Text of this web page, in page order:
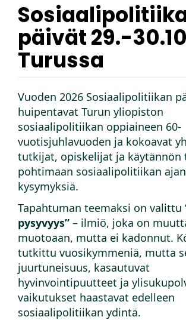
päivät 29.-
Turussa
Vuoden 2026 Sosiaalipolitiikan
huipentavat Turun yliopiston
sosiaalipolitiikan oppiaineen 60-
vuotisjuhlavuoden ja kokoavat
tutkijat, opiskelijat ja käytännön
pohtimaan sosiaalipolitiikan
kysymyksiä.
Tapahtuman teemaksi on valittu
pysyvyys” – ilmiö, joka on
muotoaan, mutta ei kadonnut.
tutkittu vuosikymmeniä, mutta
juurtuneisuus, kasautuvat
hyvinvointipuutteet ja
vaikutukset haastavat edelleen
sosiaalipolitiikan ydintä.